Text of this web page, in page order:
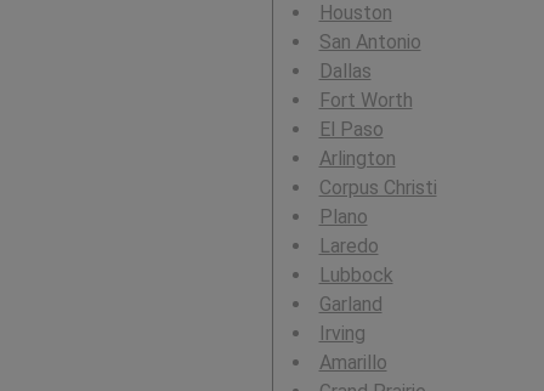
Houston
San Antonio
Dallas
Fort Worth
El Paso
Arlington
Corpus Christi
Plano
Laredo
Lubbock
Garland
Irving
Amarillo